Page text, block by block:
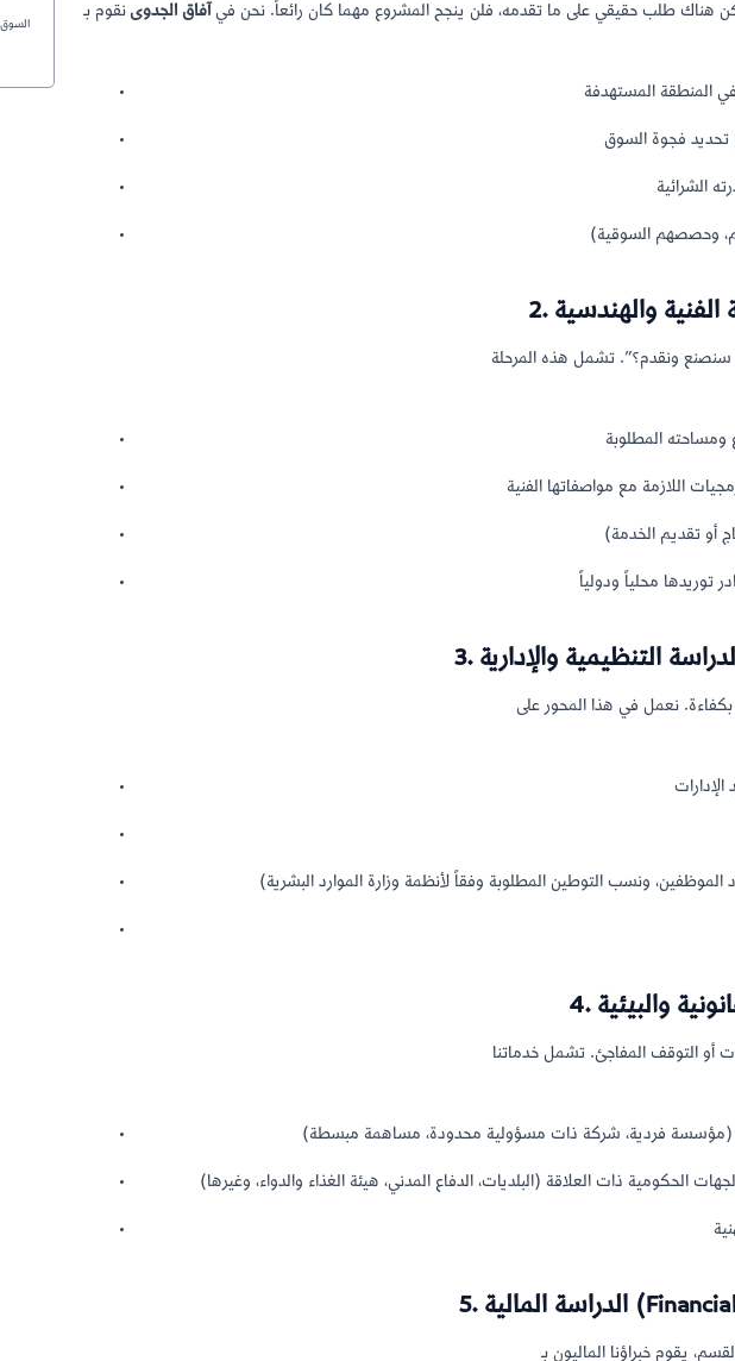
هناك طلب حقيقي على ما تقدمه، فلن ينجح المشروع مهما كان رائعاً. نحن فيآفاق الجدوى